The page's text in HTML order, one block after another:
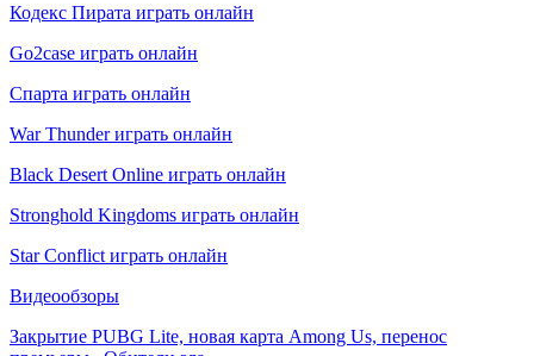
Кодекс Пирата играть онлайн
Go2case играть онлайн
Спарта играть онлайн
War Thunder играть онлайн
Black Desert Online играть онлайн
Stronghold Kingdoms играть онлайн
Star Conflict играть онлайн
Видеообзоры
Закрытие PUBG Lite, новая карта Among Us, перенос